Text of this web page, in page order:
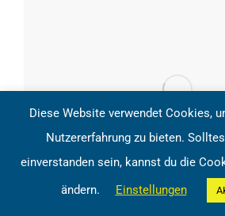
Diese Website verwendet Cookies,
Nutzererfahrung zu bieten.
einverstanden sein, kannst du die
ändern.
Einstellungen